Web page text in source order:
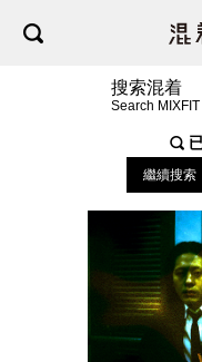
搜索混着
Search MIXFIT
繼續搜索